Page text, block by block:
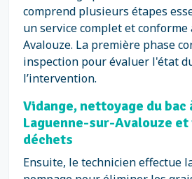
comprend plusieurs étapes
un service complet et
Avalouze. La première phase
inspection pour évaluer l'état
l’intervention.
Vidange, nettoyage du bac
Laguenne-sur-Avalouze
déchets
Ensuite, le technicien effectue